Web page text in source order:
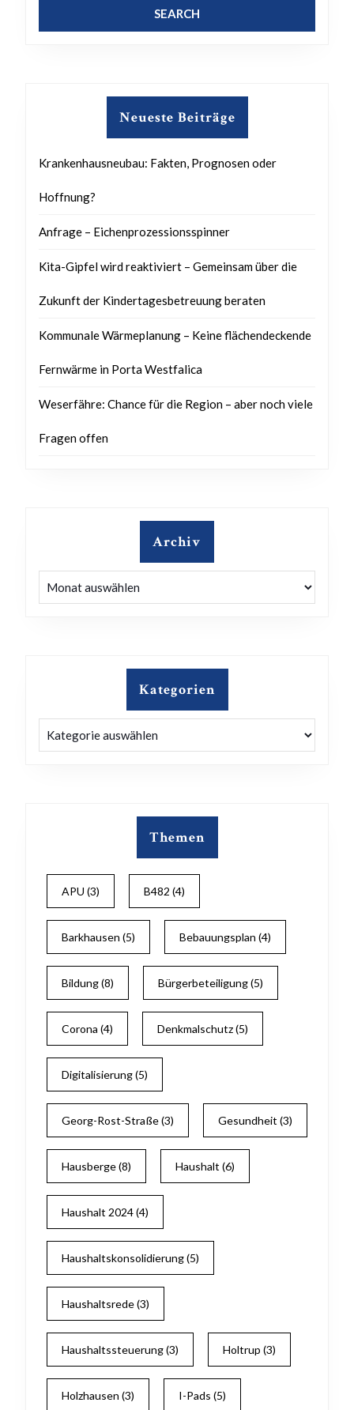
Neueste Beiträge
Krankenhausneubau: Fakten, Prognosen oder
Hoffnung?
Anfrage – Eichenprozessionsspinner
Kita-Gipfel wird reaktiviert – Gemeinsam über die
Zukunft der Kindertagesbetreuung beraten
Kommunale Wärmeplanung – Keine flächendeckende
Fernwärme in Porta Westfalica
Weserfähre: Chance für die Region – aber noch viele
Fragen offen
Archiv
Kategorien
Themen
APU (3) B482 (4)
Barkhausen (5) Bebauungsplan (4)
Bildung(8) Bürgerbeteiligung(5)
Corona (4) Denkmalschutz(5)
Digitalisierung(5)
Georg-Rost-Straße(3) Gesundheit (3)
Hausberge(8) Haushalt (6)
Haushalt 2024(4)
Haushaltskonsolidierung(5)
Haushaltsrede(3)
Haushaltssteuerung(3) Holtrup (3)
Holzhausen (3) I-Pads (5)